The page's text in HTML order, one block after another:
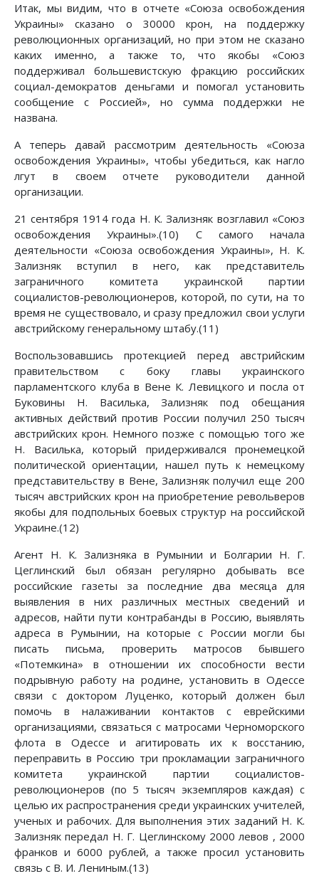
Итак, мы видим, что в отчете «Союза освобождения
Украины» сказано о 30000 крон, на поддержку
революционных организаций, но при этом не сказано
каких именно, а также то, что якобы «Союз
поддерживал большевистскую фракцию российских
социал-демократов деньгами и помогал установить
сообщение с Россией», но сумма поддержки не
названа.
А теперь давай рассмотрим деятельность «Союза
освобождения Украины», чтобы убедиться, как нагло
лгут в своем отчете руководители данной
организации.
21 сентября 1914 года Н. К. Зализняк возглавил «Союз
освобождения Украины».(10) С самого начала
деятельности «Союза освобождения Украины», Н. К.
Зализняк вступил в него, как представитель
заграничного комитета украинской партии
социалистов-революционеров, которой, по сути, на то
время не существовало, и сразу предложил свои услуги
австрийскому генеральному штабу.(11)
Воспользовавшись протекцией перед австрийским
правительством с боку главы украинского
парламентского клуба в Вене К. Левицкого и посла от
Буковины Н. Василька, Зализняк под обещания
активных действий против России получил 250 тысяч
австрийских крон. Немного позже с помощью того же
Н. Василька, который придерживался пронемецкой
политической ориентации, нашел путь к немецкому
представительству в Вене, Зализняк получил еще 200
тысяч австрийских крон на приобретение револьверов
якобы для подпольных боевых структур на российской
Украине.(12)
Агент Н. К. Зализняка в Румынии и Болгарии Н. Г.
Цеглинский был обязан регулярно добывать все
российские газеты за последние два месяца для
выявления в них различных местных сведений и
адресов, найти пути контрабанды в Россию, выявлять
адреса в Румынии, на которые с России могли бы
писать письма, проверить матросов бывшего
«Потемкина» в отношении их способности вести
подрывную работу на родине, установить в Одессе
связи с доктором Луценко, который должен был
помочь в налаживании контактов с еврейскими
организациями, связаться с матросами Черноморского
флота в Одессе и агитировать их к восстанию,
переправить в Россию три прокламации заграничного
комитета украинской партии социалистов-
революционеров (по 5 тысяч экземпляров каждая) с
целью их распространения среди украинских учителей,
ученых и рабочих. Для выполнения этих заданий Н. К.
Зализняк передал Н. Г. Цеглинскому 2000 левов , 2000
франков и 6000 рублей, а также просил установить
связь с В. И. Лениным.(13)